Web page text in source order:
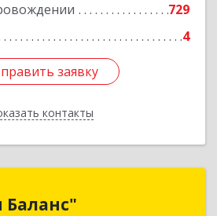
729
4
заявку
контакты
заявку
Назад